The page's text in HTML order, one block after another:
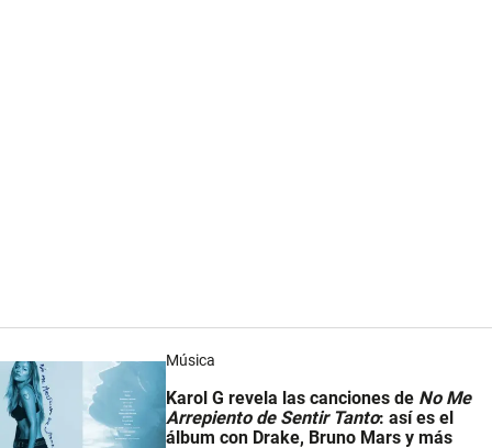
Música
Karol G revela las canciones de No Me
Arrepiento de Sentir Tanto: así es el
álbum con Drake, Bruno Mars y más